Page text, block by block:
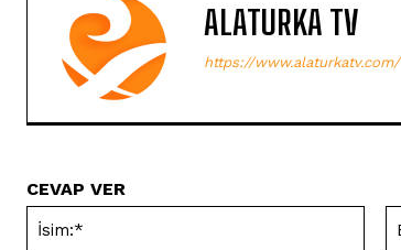
ALATURKA TV
https://www.alaturkatv.com/
CEVAP VER